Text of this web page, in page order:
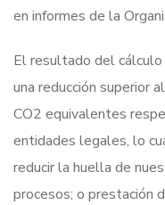
en informes de la
El resultado del
una reducción superior
CO2 equivalentes
entidades legales, lo
reducir la huella de
procesos; o prestación